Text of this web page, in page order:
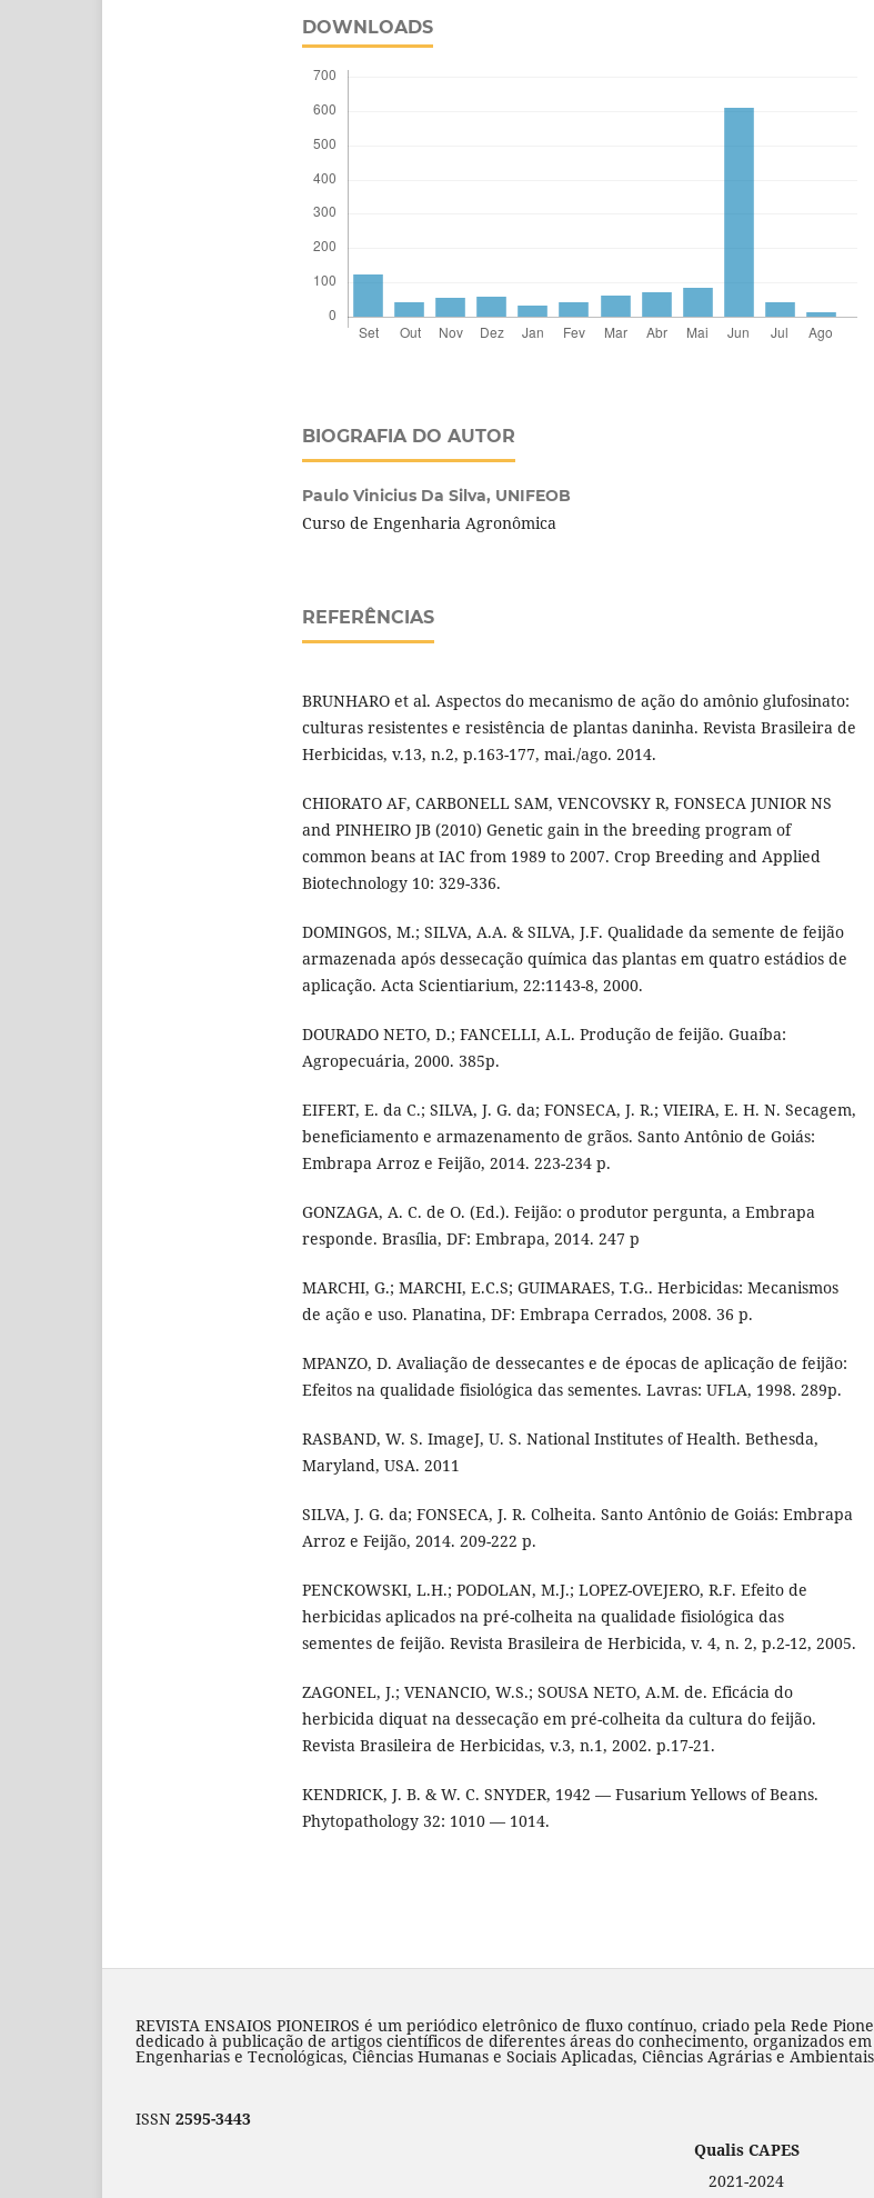
DOWNLOADS
BIOGRAFIA DO AUTOR
Paulo Vinicius Da Silva, UNIFEOB
Curso de Engenharia Agronômica
REFERÊNCIAS
BRUNHARO et al. Aspectos do mecanismo de ação do amônio glufosinato:
culturas resistentes e resistência de plantas daninha. Revista Brasileira de
Herbicidas, v.13, n.2, p.163-177, mai./ago. 2014.
CHIORATO AF, CARBONELL SAM, VENCOVSKY R, FONSECA JUNIOR NS
and PINHEIRO JB (2010) Genetic gain in the breeding program of
common beans at IAC from 1989 to 2007. Crop Breeding and Applied
Biotechnology 10: 329-336.
DOMINGOS, M.; SILVA, A.A. & SILVA, J.F. Qualidade da semente de feijão
armazenada após dessecação química das plantas em quatro estádios de
aplicação. Acta Scientiarium, 22:1143-8, 2000.
DOURADO NETO, D.; FANCELLI, A.L. Produção de feijão. Guaíba:
Agropecuária, 2000. 385p.
EIFERT, E. da C.; SILVA, J. G. da; FONSECA, J. R.; VIEIRA, E. H. N. Secagem,
beneficiamento e armazenamento de grãos. Santo Antônio de Goiás:
Embrapa Arroz e Feijão, 2014. 223-234 p.
GONZAGA, A. C. de O. (Ed.). Feijão: o produtor pergunta, a Embrapa
responde. Brasília, DF: Embrapa, 2014. 247 p
MARCHI, G.; MARCHI, E.C.S; GUIMARAES, T.G.. Herbicidas: Mecanismos
de ação e uso. Planatina, DF: Embrapa Cerrados, 2008. 36 p.
MPANZO, D. Avaliação de dessecantes e de épocas de aplicação de feijão:
Efeitos na qualidade fisiológica das sementes. Lavras: UFLA, 1998. 289p.
RASBAND, W. S. ImageJ, U. S. National Institutes of Health. Bethesda,
Maryland, USA. 2011
SILVA, J. G. da; FONSECA, J. R. Colheita. Santo Antônio de Goiás: Embrapa
Arroz e Feijão, 2014. 209-222 p.
PENCKOWSKI, L.H.; PODOLAN, M.J.; LOPEZ-OVEJERO, R.F. Efeito de
herbicidas aplicados na pré-colheita na qualidade fisiológica das
sementes de feijão. Revista Brasileira de Herbicida, v. 4, n. 2, p.2-12, 2005.
ZAGONEL, J.; VENANCIO, W.S.; SOUSA NETO, A.M. de. Eficácia do
herbicida diquat na dessecação em pré-colheita da cultura do feijão.
Revista Brasileira de Herbicidas, v.3, n.1, 2002. p.17-21.
KENDRICK, J. B. & W. C. SNYDER, 1942 — Fusarium Yellows of Beans.
Phytopathology 32: 1010 — 1014.
REVISTA ENSAIOS PIONEIROS é um periódico eletrônico de fluxo contínuo, criado pela Rede
dedicado à publicação de artigos científicos de diferentes áreas do conhecimento, organizados em
Engenharias e Tecnológicas, Ciências Humanas e Sociais Aplicadas, Ciências Agrárias e
ISSN 2595-3443
Qualis CAPES
2021-2024